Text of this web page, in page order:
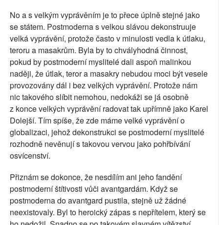
No a s velkým vyprávěním je to přece úplně stejné jako
se státem. Postmoderna s velkou slávou dekonstruuje
velká vyprávění, protože často v minulosti vedla k útlaku,
teroru a masakrům. Byla by to chvályhodná činnost,
pokud by postmoderní myslitelé dali aspoň malinkou
naději, že útlak, teror a masakry nebudou moci být vesele
provozovány dál i bez velkých vyprávění. Protože nám
nic takového slíbit nemohou, nedokáži se já osobně
z konce velkých vyprávění radovat tak upřímně jako Karel
Dolejší. Tím spíše, že zde máme velké vyprávění o
globalizaci, jehož dekonstrukci se postmoderní myslitelé
rozhodně nevěnují s takovou vervou jako pohřbívání
osvícenství.
Přiznám se dokonce, že nesdílím ani jeho fandění
postmoderní štítivosti vůči avantgardám. Když se
postmoderna do avantgard pustila, stejně už žádné
neexistovaly. Byl to heroický zápas s nepřítelem, který se